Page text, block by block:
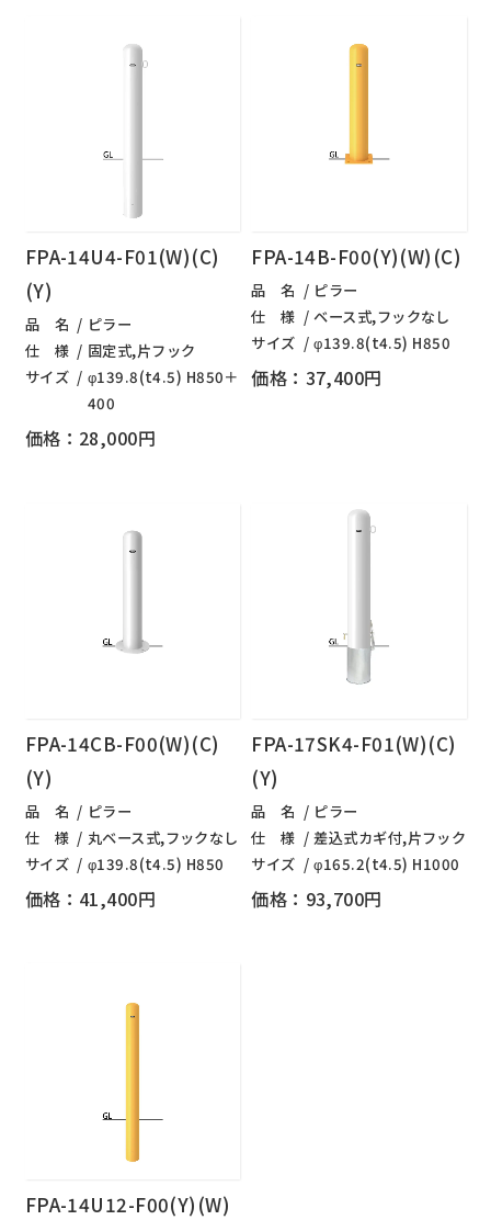
FPA-14U4-F01(W)(C)
(Y)
品 名
ピラー
仕 様
固定式,片フック
サイズ
φ139.8(t4.5) H850＋
400
価格：28,000円
FPA-14B-F00(Y)(W)(C)
品 名
ピラー
仕 様
ベース式,フックなし
サイズ
φ139.8(t4.5) H850
価格：37,400円
FPA-14CB-F00(W)(C)
(Y)
品 名
ピラー
仕 様
丸ベース式,フックなし
サイズ
φ139.8(t4.5) H850
価格：41,400円
FPA-17SK4-F01(W)(C)
(Y)
品 名
ピラー
仕 様
差込式カギ付,片フック
サイズ
φ165.2(t4.5) H1000
価格：93,700円
FPA-14U12-F00(Y)(W)